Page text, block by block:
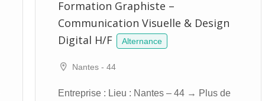
Formation Graphiste –
Communication Visuelle & Design
Digital H/F
Alternance
Nantes - 44
Entreprise : Lieu : Nantes – 44 → Plus de